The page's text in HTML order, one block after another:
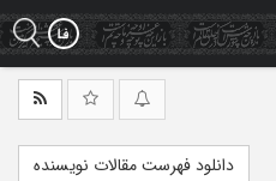
دانلود فهرست مقالات نویسنده